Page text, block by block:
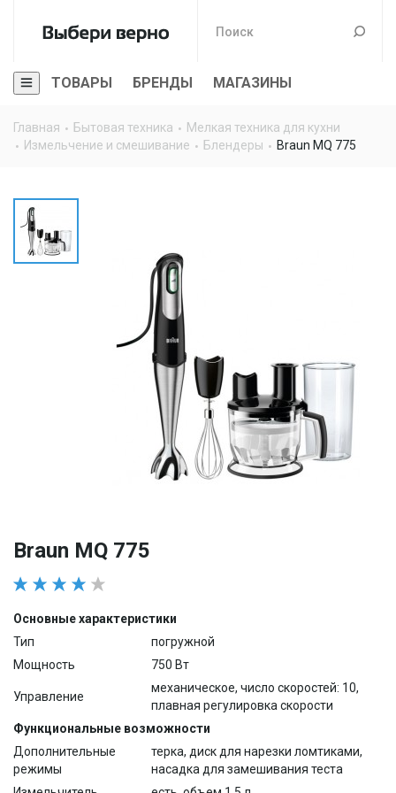
ТОВАРЫ БРЕНДЫ МАГАЗИНЫ
Главная Бытовая техника
Мелкая техника для кухни
Измельчение и смешивание
Блендеры Braun MQ 775
Braun MQ 775
Основные характеристики
Тип
погружной
Мощность
750 Вт
Управление
механическое, число скоростей: 10,
плавная регулировка скорости
Функциональные возможности
Дополнительные
режимы
терка, диск для нарезки ломтиками,
насадка для замешивания теста